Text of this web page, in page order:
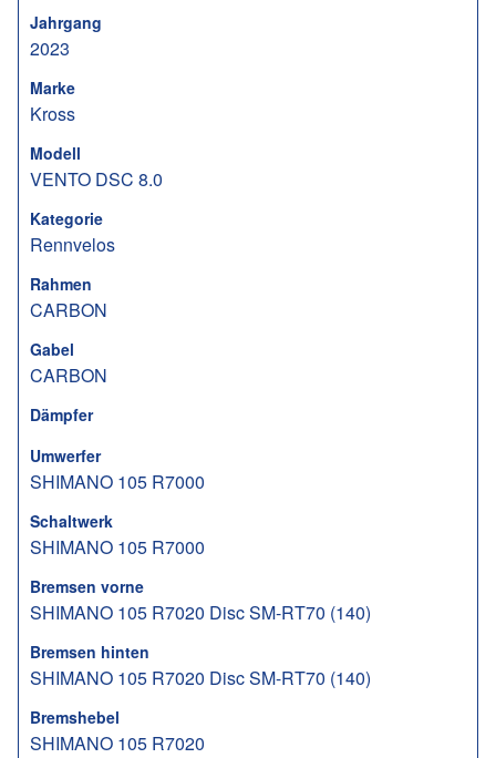
Jahrgang
2023
Marke
Kross
Modell
VENTO DSC 8.0
Kategorie
Rennvelos
Rahmen
CARBON
Gabel
CARBON
Dämpfer
Umwerfer
SHIMANO 105 R7000
Schaltwerk
SHIMANO 105 R7000
Bremsen vorne
SHIMANO 105 R7020 Disc SM-RT70 (140)
Bremsen hinten
SHIMANO 105 R7020 Disc SM-RT70 (140)
Bremshebel
SHIMANO 105 R7020